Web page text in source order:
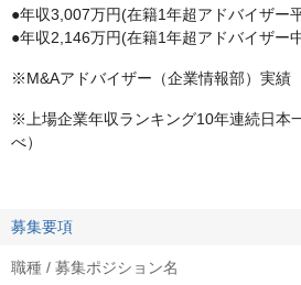
●年収3,007万円(在籍1年超アドバイザー
●年収2,146万円(在籍1年超アドバイザー
※M&Aアドバイザー（企業情報部）実績
※上場企業年収ランキング10年連続日本
べ）
募集要項
職種 / 募集ポジション名